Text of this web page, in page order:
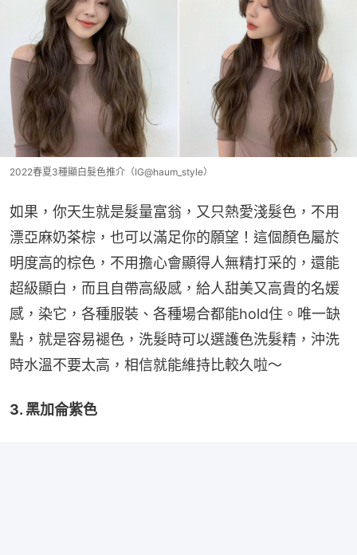
2022春夏3種顯白髮色推介（IG@haum_style）
如果，你天生就是髮量富翁，又只熱愛淺髮色，不用
漂亞麻奶茶棕，也可以滿足你的願望！這個顏色屬於
明度高的棕色，不用擔心會顯得人無精打采的，還能
超級顯白，而且自帶高級感，給人甜美又高貴的名媛
感，染它，各種服裝、各種場合都能hold住。唯一缺
點，就是容易褪色，洗髮時可以選護色洗髮精，沖洗
時水溫不要太高，相信就能維持比較久啦～
3. 黑加侖紫色